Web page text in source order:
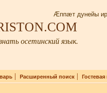
Æппæт дунейы
осетинский язык.
| Расширенный поиск| Гостевая